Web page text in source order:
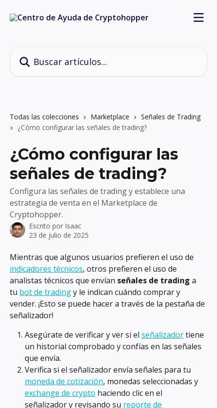
Todas las colecciones Marketplace
Señales de Trading
¿Cómo configurar las señales de trading?
¿Cómo configurar las
señales de trading?
Configura las señales de trading y establece una
estrategia de venta en el Marketplace de
Cryptohopper.
Escrito por Isaac
23 de julio de 2025
Mientras que algunos usuarios prefieren el uso de
indicadores técnicos, otros prefieren el uso de
analistas técnicos que envían señales de trading a
tu bot de trading y le indican cuándo comprar y
vender. ¡Esto se puede hacer a través de la pestaña de
señalizador!
Asegúrate de verificar y ver si el señalizador tiene
un historial comprobado y confías en las señales
que envía.
Verifica si el señalizador envía señales para tu
moneda de cotización, monedas seleccionadas y
exchange de crypto haciendo clic en el
señalizador y revisando su reporte de